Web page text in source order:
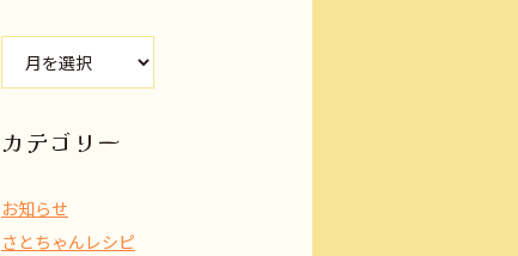
ブ
カテゴリー
お知らせ
さとちゃんレシピ